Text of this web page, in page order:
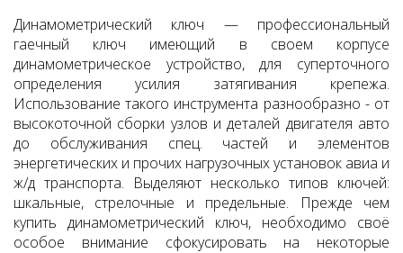
Динамометрический ключ — профессиональный
гаечный ключ имеющий в своем корпусе
динамометрическое устройство, для суперточного
определения усилия затягивания крепежа.
Использование такого инструмента разнообразно - от
высокоточной сборки узлов и деталей двигателя авто
до обслуживания спец. частей и элементов
энергетических и прочих нагрузочных установок авиа и
ж/д транспорта. Выделяют несколько типов ключей:
шкальные, стрелочные и предельные. Прежде чем
купить динамометрический ключ, необходимо своё
особое внимание сфокусировать на некоторые